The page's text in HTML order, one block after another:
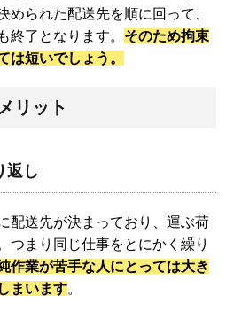
められた配送先を順に回って、
終了となります。 そのため拘束
は短いでしょう。
リット
返し
配送先が決まっており、運ぶ荷
つまり同じ仕事をとにかく繰り
作業が苦手な人にとっては大き
まいます。